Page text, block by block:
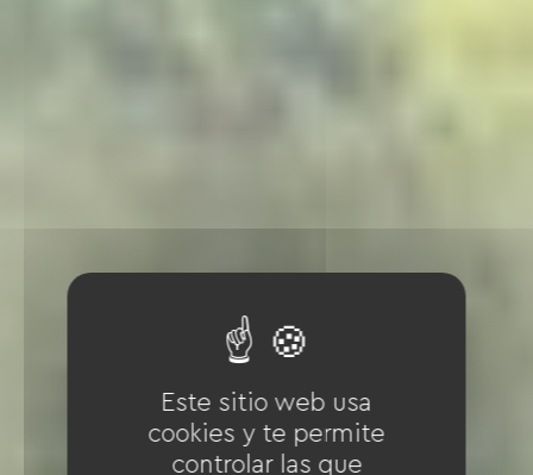
Este sitio web usa
cookies y te permite
controlar las que